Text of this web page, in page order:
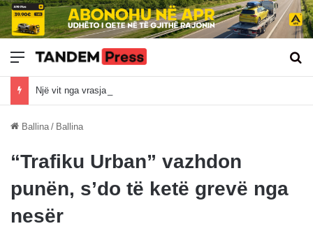
Meny
Ballina / Ballina
“Trafiku Urban” vazhdon
punën, s’do të ketë grevë nga
nesër